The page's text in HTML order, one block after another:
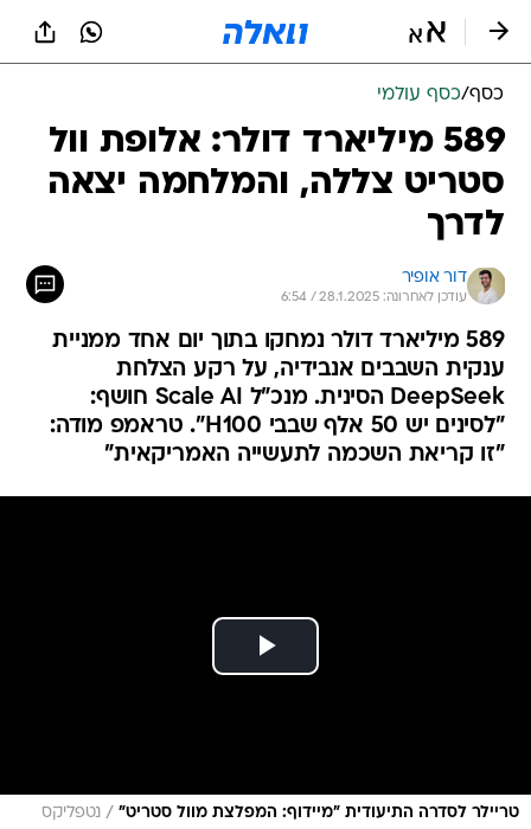
כסף/כסף עולמי
589 מיליארד דולר: אלופת וול
סטריט צללה, והמלחמה יצאה
לדרך
דור אופיר
עודכן לאחרונה: 28.1.2025 / 6:54
589 מיליארד דולר נמחקו בתוך יום אחד ממניית
ענקית השבבים אנבידיה, על רקע הצלחת
DeepSeek הסינית. מנכ"ל Scale AI חושף:
"לסינים יש 50 אלף שבבי H100". טראמפ מודה:
"זו קריאת השכמה לתעשייה האמריקאית"
טריילר לסדרה התיעודית "מיידוף: המפלצת מוול סטריט" / נטפליקס